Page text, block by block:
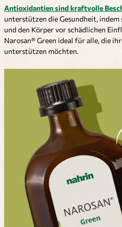
Antioxidantien sind kraftvolle
unterstützen die Gesundheit,
und den Körper vor schädlichen
Narosan® Green ideal für alle, die
unterstützen möchten.